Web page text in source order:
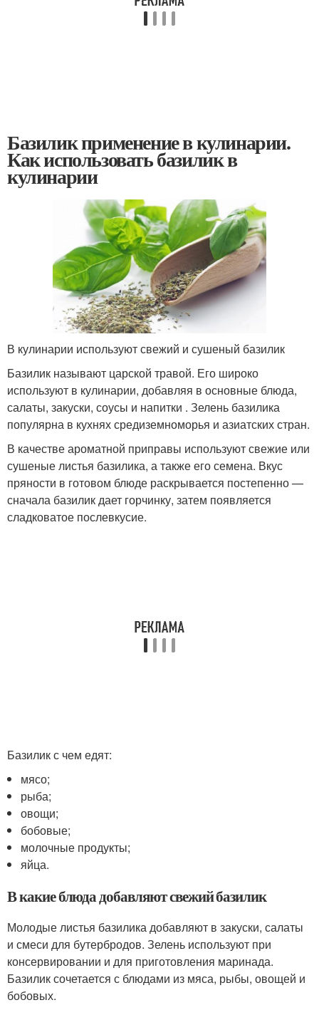
Базилик применение в кулинарии.
Как использовать базилик в
кулинарии
В кулинарии используют свежий и сушеный базилик
Базилик называют царской травой. Его широко
используют в кулинарии, добавляя в основные блюда,
салаты, закуски, соусы и напитки . Зелень базилика
популярна в кухнях средиземноморья и азиатских стран.
В качестве ароматной приправы используют свежие или
сушеные листья базилика, а также его семена. Вкус
пряности в готовом блюде раскрывается постепенно —
сначала базилик дает горчинку, затем появляется
сладковатое послевкусие.
Базилик с чем едят:
мясо;
рыба;
овощи;
бобовые;
молочные продукты;
яйца.
В какие блюда добавляют свежий базилик
Молодые листья базилика добавляют в закуски, салаты
и смеси для бутербродов. Зелень используют при
консервировании и для приготовления маринада.
Базилик сочетается с блюдами из мяса, рыбы, овощей и
бобовых.